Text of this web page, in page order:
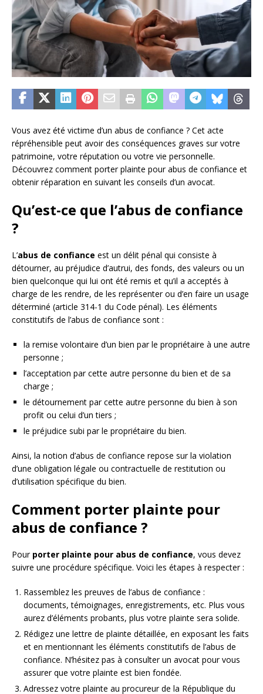
Vous avez été victime d’un abus de confiance ? Cet acte
répréhensible peut avoir des conséquences graves sur votre
patrimoine, votre réputation ou votre vie personnelle.
Découvrez comment porter plainte pour abus de confiance et
obtenir réparation en suivant les conseils d’un avocat.
Qu’est-ce que l’abus de confiance
?
L’abus de confiance est un délit pénal qui consiste à
détourner, au préjudice d’autrui, des fonds, des valeurs ou un
bien quelconque qui lui ont été remis et qu’il a acceptés à
charge de les rendre, de les représenter ou d’en faire un usage
déterminé (article 314-1 du Code pénal). Les éléments
constitutifs de l’abus de confiance sont :
la remise volontaire d’un bien par le propriétaire à une autre
personne ;
l’acceptation par cette autre personne du bien et de sa
charge ;
le détournement par cette autre personne du bien à son
profit ou celui d’un tiers ;
le préjudice subi par le propriétaire du bien.
Ainsi, la notion d’abus de confiance repose sur la violation
d’une obligation légale ou contractuelle de restitution ou
d’utilisation spécifique du bien.
Comment porter plainte pour
abus de confiance ?
Pour porter plainte pour abus de confiance, vous devez
suivre une procédure spécifique. Voici les étapes à respecter :
Rassemblez les preuves de l’abus de confiance :
documents, témoignages, enregistrements, etc. Plus vous
aurez d’éléments probants, plus votre plainte sera solide.
Rédigez une lettre de plainte détaillée, en exposant les faits
et en mentionnant les éléments constitutifs de l’abus de
confiance. N’hésitez pas à consulter un avocat pour vous
assurer que votre plainte est bien fondée.
Adressez votre plainte au procureur de la République du